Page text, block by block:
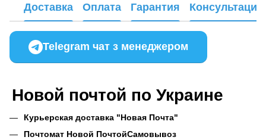
Доставка Оплата Гарантия Консультация
Telegram чат з менеджером
Новой почтой по Украине
Курьерская доставка "Новая Почта"
Почтомат Новой ПочтойСамовывоз